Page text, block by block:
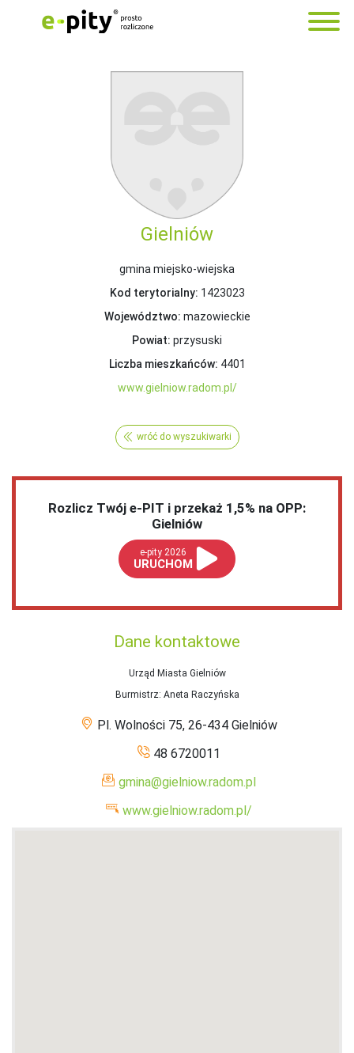
Gielniów
gmina miejsko-wiejska
Kod terytorialny: 1423023
Województwo: mazowieckie
Powiat: przysuski
Liczba mieszkańców: 4401
www.gielniow.radom.pl/
wróć do wyszukiwarki
Rozlicz Twój e-PIT i przekaż 1,5% na OPP:
Gielniów
e-pity 2026
URUCHOM
Dane kontaktowe
Urząd Miasta Gielniów
Burmistrz: Aneta Raczyńska
Pl. Wolności 75, 26-434 Gielniów
48 6720011
gmina@gielniow.radom.pl
www.gielniow.radom.pl/